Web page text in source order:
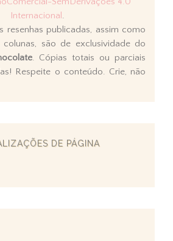
Internacional.
resenhas publicadas, assim como
são de exclusividade do
. Cópias totais ou parciais
Respeite o conteúdo. Crie, não
DE PÁGINA